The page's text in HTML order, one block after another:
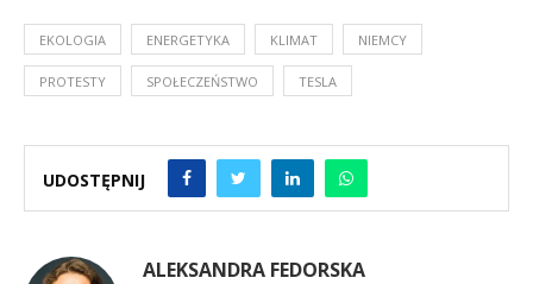
EKOLOGIA ENERGETYKA KLIMAT NIEMCY
PROTESTY SPOŁECZEŃSTWO TESLA
UDOSTĘPNIJ
ALEKSANDRA FEDORSKA